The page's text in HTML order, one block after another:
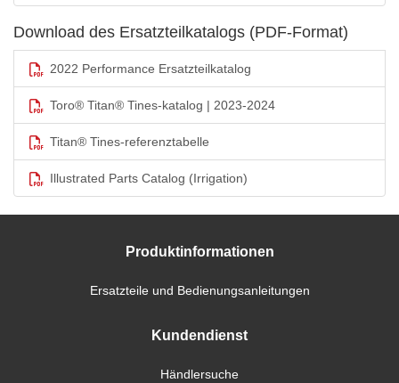
Download des Ersatzteilkatalogs (PDF-Format)
2022 Performance Ersatzteilkatalog
Toro® Titan® Tines-katalog | 2023-2024
Titan® Tines-referenztabelle
Illustrated Parts Catalog (Irrigation)
Produktinformationen
Ersatzteile und Bedienungsanleitungen
Kundendienst
Händlersuche